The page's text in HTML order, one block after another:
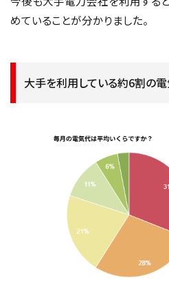
めていることが分かりました。
大手を利用している約6割の